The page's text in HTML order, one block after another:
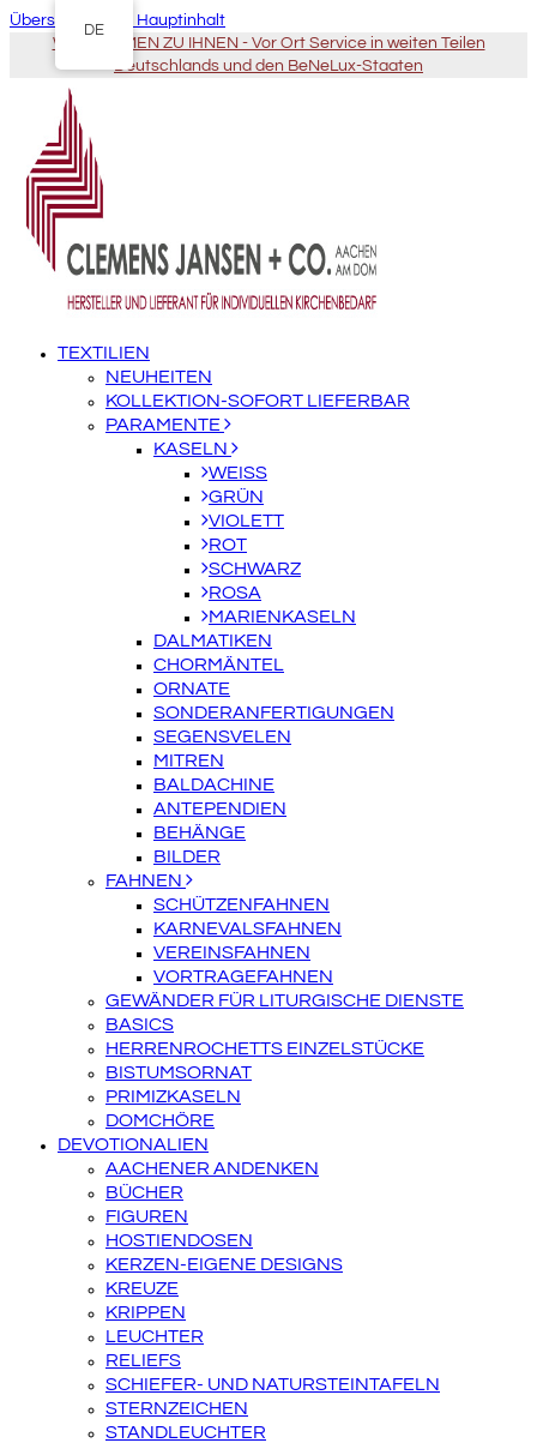
Überspringen zu Hauptinhalt
WIR KOMMEN ZU IHNEN - Vor Ort Service in weiten Teilen
Deutschlands und den BeNeLux-Staaten
TEXTILIEN
NEUHEITEN
KOLLEKTION-SOFORT LIEFERBAR
PARAMENTE
KASELN
WEISS
GRÜN
VIOLETT
ROT
SCHWARZ
ROSA
MARIENKASELN
DALMATIKEN
CHORMÄNTEL
ORNATE
SONDERANFERTIGUNGEN
SEGENSVELEN
MITREN
BALDACHINE
ANTEPENDIEN
BEHÄNGE
BILDER
FAHNEN
SCHÜTZENFAHNEN
KARNEVALSFAHNEN
VEREINSFAHNEN
VORTRAGEFAHNEN
GEWÄNDER FÜR LITURGISCHE DIENSTE
BASICS
HERRENROCHETTS EINZELSTÜCKE
BISTUMSORNAT
PRIMIZKASELN
DOMCHÖRE
DEVOTIONALIEN
AACHENER ANDENKEN
BÜCHER
FIGUREN
HOSTIENDOSEN
KERZEN-EIGENE DESIGNS
KREUZE
KRIPPEN
LEUCHTER
RELIEFS
SCHIEFER- UND NATURSTEINTAFELN
STERNZEICHEN
STANDLEUCHTER
DE